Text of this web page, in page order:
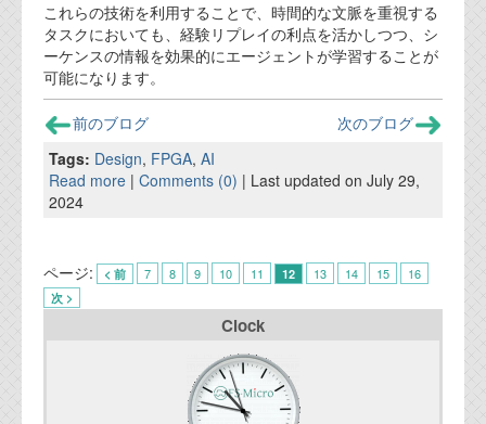
これらの技術を利用することで、時間的な文脈を重視する
タスクにおいても、経験リプレイの利点を活かしつつ、シ
ーケンスの情報を効果的にエージェントが学習することが
可能になります。
前のブログ
次のブログ
Tags: Design, FPGA, AI
Read more | Comments (0) | Last updated on July 29,
2024
ページ: < 前 7 8 9 10 11 12 13 14 15 16
次 >
Clock